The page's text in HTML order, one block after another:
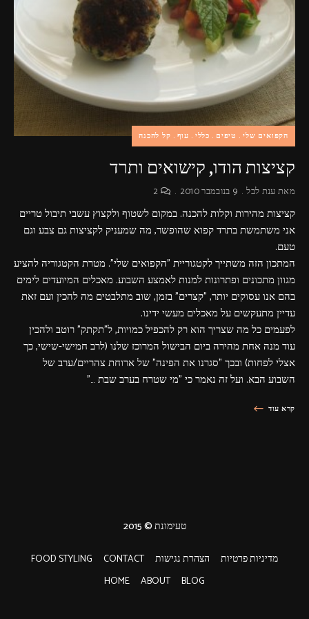
פרסומות,
מדיה
דיגיטלית
ועוד.
הקפואים שלי טיפים כללי עוף קל להכנה
קציצות הודו, קישואים ותרד
מאתענת לבל 9 בנובמבר 2010
קציצות מהירות וקלות להכנה. במקום לשטוף ולקצוץ עשבי תיבול טריים
אני משתמשת בתרד קפוא שהופשר, מה שמעניק לקציצות גם צבע וגם
טעם.
המתכון הזה משתייך לקטגוריית "הקפואים שלי". מטרת הקטגוריה להציע
מגוון מתכונים ופתרונות למנות לאמצע השבוע. מאכלים המיועדים לימים
בהם אנו עסוקים יותר, "קצרים" בזמן, שוב מתלבטים מה להכין ועם זאת
עדיין מתעקשים על מאכלים מעשי ידינו.
לפעמים כל מה שצריך הוא רק להכפיל כמויות, ל"תקתק" רוטב ולהכין
עוד מנה אחת מהירה ביום הבישול המרוכז שלנו (לרב חמישי-שישי, כך
אצלי לפחות) ובכך "סגרנו את הפינה" של ארוחת צהריים/ערב של
השבוע הבא. ועל זה נאמר כי "מי שטרח בערב שבת …"
קרא עוד
מדיניות פרטיות הצהרת נגישות CONTACT
FOOD STYLING
BLOG
ABOUT
HOME
טעימונת © 2015